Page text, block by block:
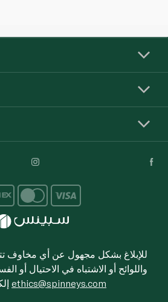
للإبلاغ بشكل مجهول عن أي مخاوف
واللوائح أو الاشتباه في الاحتيال أو
ethics@spinneys.com